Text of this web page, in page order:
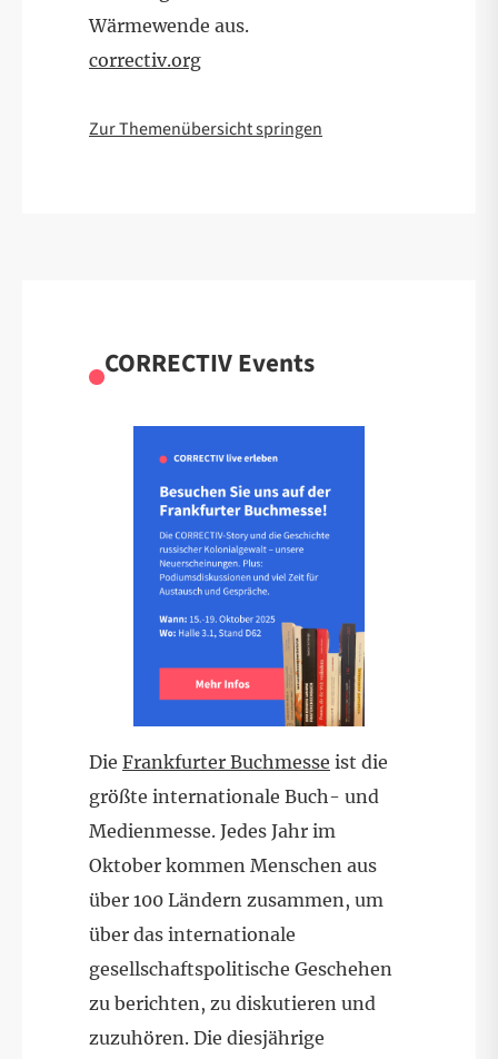
Wärmewende aus.
correctiv.org
Zur Themenübersicht springen
CORRECTIV Events
Die Frankfurter Buchmesse ist die
größte internationale Buch- und
Medienmesse. Jedes Jahr im
Oktober kommen Menschen aus
über 100 Ländern zusammen, um
über das internationale
gesellschaftspolitische Geschehen
zu berichten, zu diskutieren und
zuzuhören. Die diesjährige